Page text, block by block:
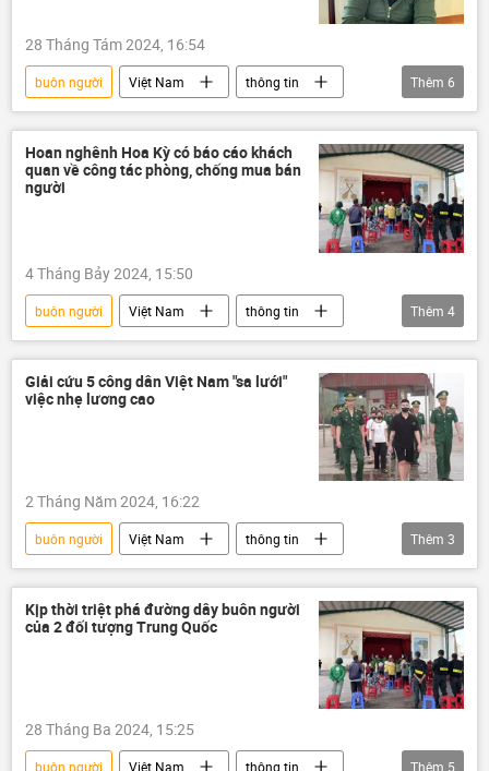
28 Tháng Tám 2024, 16:54
buôn người Việt Nam
thông tin
Pháp luật
vi phạm
công an
Bộ Công an Việt Nam
tội phạm
Trẻ em
Thêm 6
Hoan nghênh Hoa Kỳ có báo cáo khách
quan về công tác phòng, chống mua bán
người
4 Tháng Bảy 2024, 15:50
buôn người Việt Nam
thông tin
Đảng Cộng sản Việt Nam
buôn lậu
Pháp luật
tội phạm
Thêm 4
Giải cứu 5 công dân Việt Nam "sa lưới"
việc nhẹ lương cao
2 Tháng Năm 2024, 16:22
buôn người Việt Nam
thông tin
Xã hội
tội phạm Pháp luật
Thêm 3
Kịp thời triệt phá đường dây buôn người
của 2 đối tượng Trung Quốc
28 Tháng Ba 2024, 15:25
buôn người Việt Nam
thông tin
Thêm 5